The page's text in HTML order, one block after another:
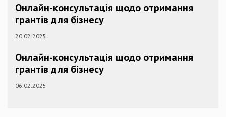
Онлайн-консультація щодо отримання
грантів для бізнесу
20.02.2025
Онлайн-консультація щодо отримання
грантів для бізнесу
06.02.2025